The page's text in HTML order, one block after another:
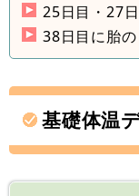
25日目・27
38日目に胎
基礎体温